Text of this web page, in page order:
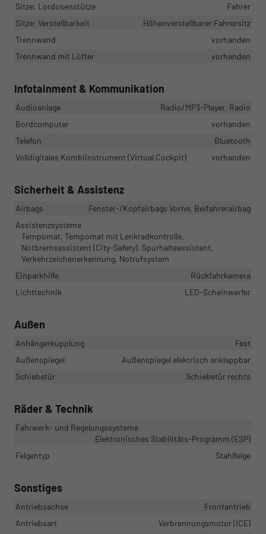
Sitze: Lordosenstütze
Fahrer
Sitze: Verstellbarkeit
Höhenverstellbarer Fahrersitz
Trennwand
vorhanden
Trennwand mit Lüfter
vorhanden
Infotainment & Kommunikation
Audioanlage
Radio/MP3-Player, Radio
Bordcomputer
vorhanden
Telefon
Bluetooth
Volldigitales Kombiinstrument (Virtual Cockpit)
vorhanden
Sicherheit & Assistenz
Airbags
Fenster-/Kopfairbags Vorne, Beifahrerairbag
Assistenzsysteme
Tempomat, Tempomat mit Lenkradkontrolle,
Notbremsassistent (City-Safety), Spurhalteassistent,
Verkehrzeichenerkennung, Notrufsystem
Einparkhilfe
Rückfahrkamera
Lichttechnik
LED-Scheinwerfer
Außen
Anhängerkupplung
Fest
Außenspiegel
Außenspiegel elektrisch anklappbar
Schiebetür
Schiebetür rechts
Räder & Technik
Fahrwerk- und Regelungssysteme
Elektronisches Stabilitäts-Programm (ESP)
Felgentyp
Stahlfelge
Sonstiges
Antriebsachse
Frontantrieb
Antriebsart
Verbrennungsmotor (ICE)